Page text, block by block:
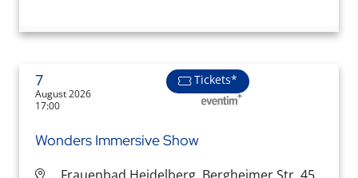
7
August 2026
17:00
Tickets*
Wonders Immersive Show